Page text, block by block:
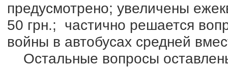
предусмотрено; увеличены
50 грн.; частично решается
войны в автобусах средней
Остальные вопросы